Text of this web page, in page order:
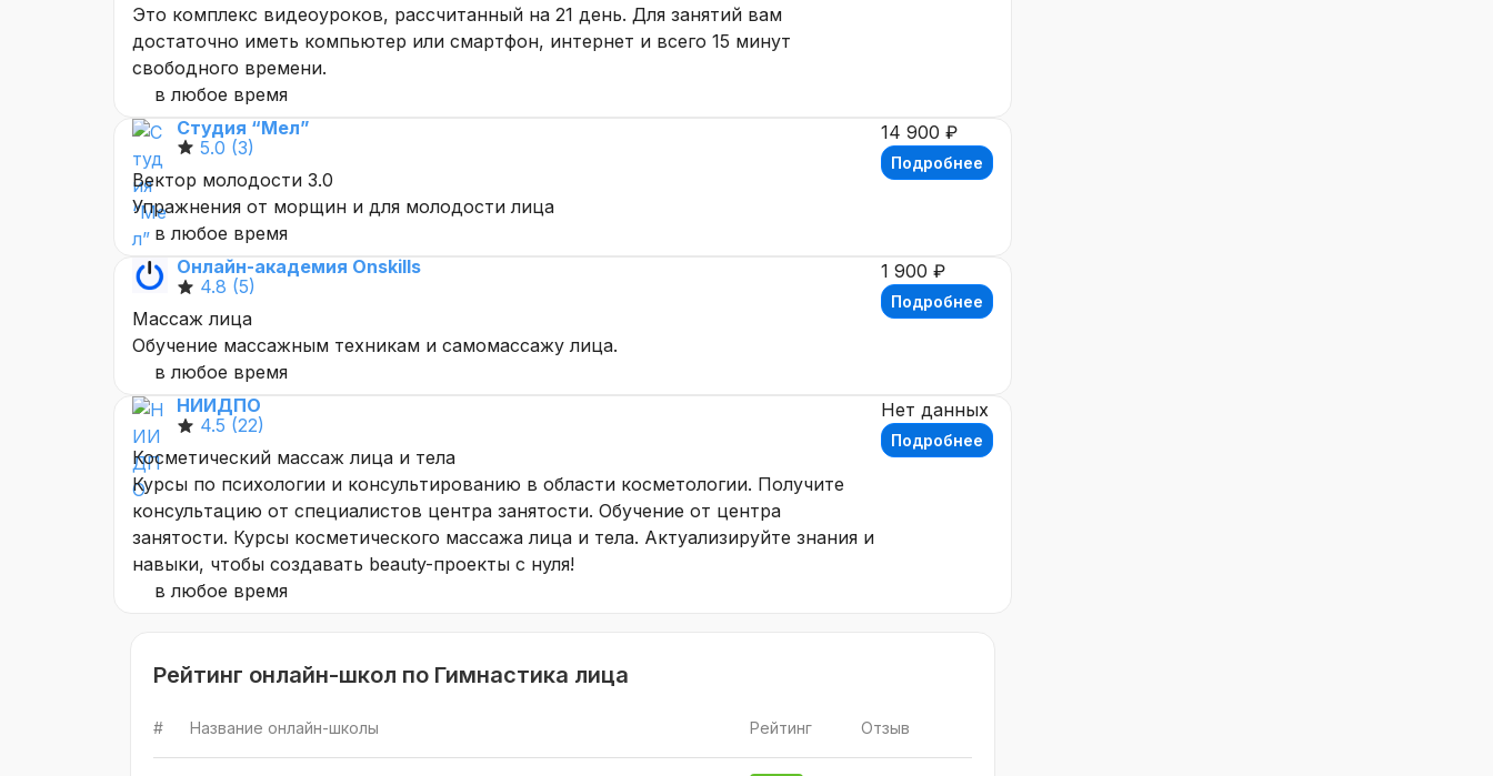
Это комплекс видеоуроков, рассчитанный на 21 день. Для занятий вам
достаточно иметь компьютер или смартфон, интернет и всего 15 минут
свободного времени.
в любое время
Студия “Мел”
5.0 (3)
Вектор молодости 3.0
Упражнения от морщин и для молодости лица
в любое время
14 900 ₽
Подробнее
Онлайн-академия Onskills
4.8 (5)
Массаж лица
Обучение массажным техникам и самомассажу лица.
в любое время
1 900 ₽
Подробнее
НИИДПО
4.5 (22)
Косметический массаж лица и тела
Курсы по психологии и консультированию в области косметологии. Получите
консультацию от специалистов центра занятости. Обучение от центра
занятости. Курсы косметического массажа лица и тела. Актуализируйте знания и
навыки, чтобы создавать beauty-проекты с нуля!
в любое время
Нет данных
Подробнее
Рейтинг онлайн-школ по Гимнастика лица
# Название онлайн-школы Рейтинг Отзыв